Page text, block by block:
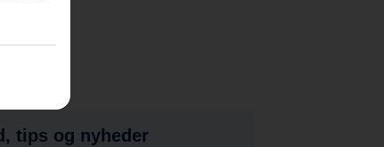
tips og nyheder